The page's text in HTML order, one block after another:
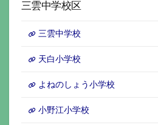
イ
三雲中学校区
三雲中学校
天白小学校
よねのしょう小学校
小野江小学校